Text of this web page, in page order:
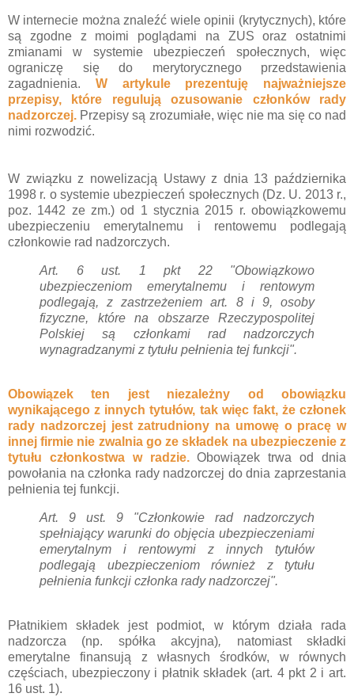
W internecie można znaleźć wiele opinii (krytycznych), które
są zgodne z moimi poglądami na ZUS oraz ostatnimi
zmianami w systemie ubezpieczeń społecznych, więc
ograniczę się do merytorycznego przedstawienia
zagadnienia. W artykule prezentuję najważniejsze
przepisy, które regulują ozusowanie członków rady
nadzorczej. Przepisy są zrozumiałe, więc nie ma się co nad
nimi rozwodzić.
W związku z nowelizacją Ustawy z dnia 13 października
1998 r. o systemie ubezpieczeń społecznych (Dz. U. 2013 r.,
poz. 1442 ze zm.) od 1 stycznia 2015 r. obowiązkowemu
ubezpieczeniu emerytalnemu i rentowemu podlegają
członkowie rad nadzorczych.
Art. 6 ust. 1 pkt 22 "Obowiązkowo
ubezpieczeniom emerytalnemu i rentowym
podlegają, z zastrzeżeniem art. 8 i 9, osoby
fizyczne, które na obszarze Rzeczypospolitej
Polskiej są członkami rad nadzorczych
wynagradzanymi z tytułu pełnienia tej funkcji".
Obowiązek ten jest niezależny od obowiązku
wynikającego z innych tytułów, tak więc fakt, że członek
rady nadzorczej jest zatrudniony na umowę o pracę w
innej firmie nie zwalnia go ze składek na ubezpieczenie z
tytułu członkostwa w radzie.Obowiązek trwaod dnia
powołania na członka rady nadzorczej do dnia zaprzestania
pełnienia tej funkcji.
Art. 9 ust. 9 "Członkowie rad nadzorczych
spełniający warunki do objęcia ubezpieczeniami
emerytalnym i rentowymi z innych tytułów
podlegają ubezpieczeniomrównież z tytułu
pełnienia funkcji członka rady nadzorczej".
Płatnikiem składek jest podmiot, w którym działa rada
nadzorcza (np. spółka akcyjna), natomiast składki
emerytalnefinansują z własnych środków, w równych
częściach, ubezpieczony i płatnik składek (art. 4 pkt 2 i art.
16 ust. 1).